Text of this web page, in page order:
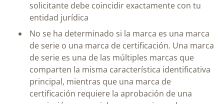
solicitante debe coincidir exactamente con tu
entidad jurídica
No se ha determinado si la marca es una marca
de serie o una marca de certificación. Una marca
de serie es una de las múltiples marcas que
comparten la misma característica identificativa
principal, mientras que una marca de
certificación requiere la aprobación de una